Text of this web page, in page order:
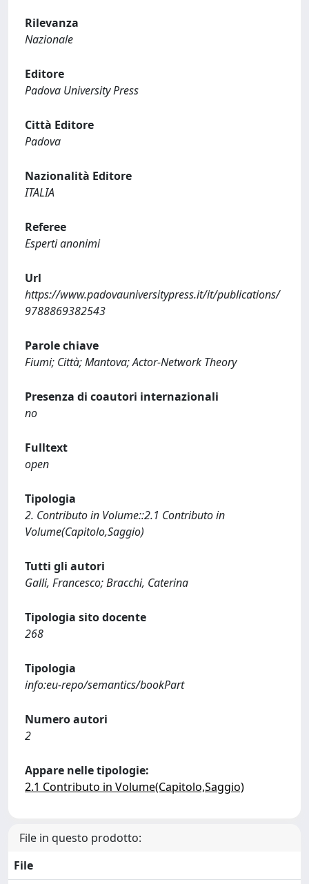
Rilevanza
Nazionale
Editore
Padova University Press
Città Editore
Padova
Nazionalità Editore
ITALIA
Referee
Esperti anonimi
Url
https://www.padovauniversitypress.it/it/publications/
9788869382543
Parole chiave
Fiumi; Città; Mantova; Actor-Network Theory
Presenza di coautori internazionali
no
Fulltext
open
Tipologia
2. Contributo in Volume::2.1 Contributo in
Volume(Capitolo,Saggio)
Tutti gli autori
Galli, Francesco; Bracchi, Caterina
Tipologia sito docente
268
Tipologia
info:eu-repo/semantics/bookPart
Numero autori
2
Appare nelle tipologie:
2.1 Contributo in Volume(Capitolo,Saggio)
File in questo prodotto:
File